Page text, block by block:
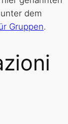
dem
Gruppen.